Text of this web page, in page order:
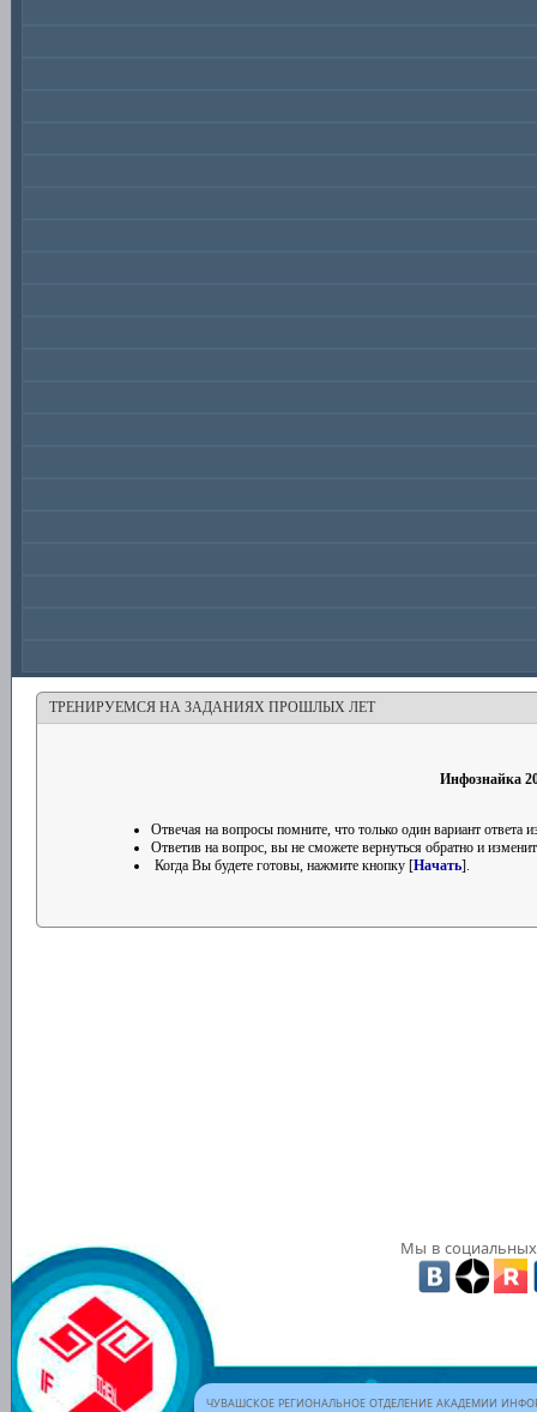
ТРЕНИРУЕМСЯ НА ЗАДАНИЯХ ПРОШЛЫХ ЛЕТ
Инфознайка
Отвечая на вопросы помните, что только один вариант ответа
Ответив на вопрос, вы не сможете вернуться обратно и
Когда Вы будете готовы, нажмите кнопку [Начать].
Мы в социальных
ЧУВАШСКОЕ РЕГИОНАЛЬНОЕ ОТДЕЛЕНИЕ АКАДЕМИИ